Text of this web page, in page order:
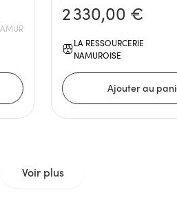
2 330,00 €
LA RESSOURCERIE
NAMUROISE
Voir plus